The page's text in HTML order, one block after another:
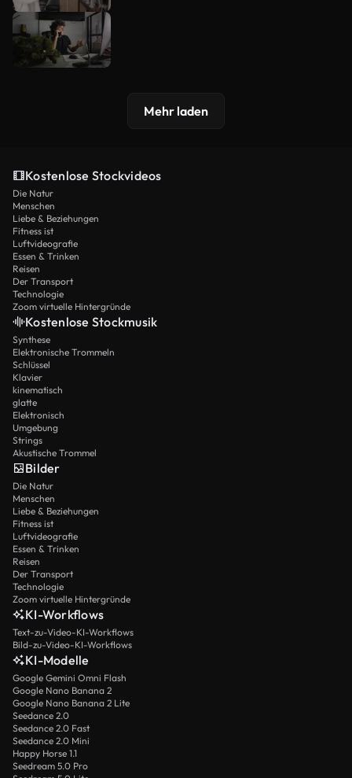
Mehr laden
Kostenlose Stockvideos
Die Natur
Menschen
Liebe & Beziehungen
Fitness ist
Luftvideografie
Essen & Trinken
Reisen
Der Transport
Technologie
Zoom virtuelle Hintergründe
Kostenlose Stockmusik
Synthese
Elektronische Trommeln
Schlüssel
Klavier
kinematisch
glatte
Elektronisch
Umgebung
Strings
Akustische Trommel
Bilder
Die Natur
Menschen
Liebe & Beziehungen
Fitness ist
Luftvideografie
Essen & Trinken
Reisen
Der Transport
Technologie
Zoom virtuelle Hintergründe
KI-Workflows
Text-zu-Video-KI-Workflows
Bild-zu-Video-KI-Workflows
KI-Modelle
Google Gemini Omni Flash
Google Nano Banana 2
Google Nano Banana 2 Lite
Seedance 2.0
Seedance 2.0 Fast
Seedance 2.0 Mini
Happy Horse 1.1
Seedream 5.0 Pro